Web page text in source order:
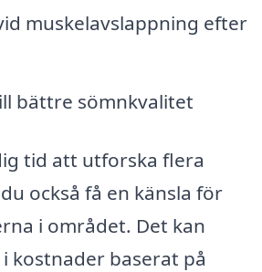
muskelavslappning efter
bättre sömnkvalitet
tid att utforska flera
också få en känsla för
i området. Det kan
kostnader baserat på